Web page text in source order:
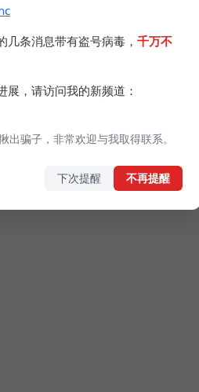
几条消息带有盗号病毒， 千万不
，请访问我的新频道：
出骗子，非常欢迎与我取得联系。
下次提醒 不再提醒